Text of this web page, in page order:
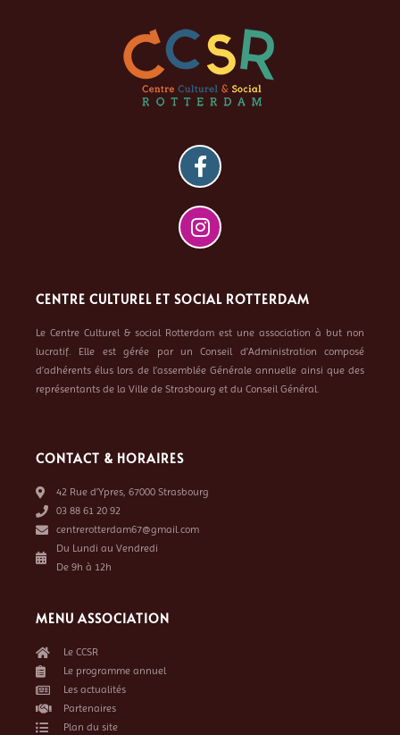
CENTRE CULTUREL ET SOCIAL ROTTERDAM
Le Centre Culturel & social Rotterdam est une association à but non
lucratif. Elle est gérée par un Conseil d’Administration composé
d’adhérents élus lors de l’assemblée Générale annuelle ainsi que des
représentants de la Ville de Strasbourg et du Conseil Général.
CONTACT & HORAIRES
42 Rue d’Ypres, 67000 Strasbourg
03 88 61 20 92
centrerotterdam67@gmail.com
Du Lundi au Vendredi
De 9h à 12h
MENU ASSOCIATION
Le CCSR
Le programme annuel
Les actualités
Partenaires
Plan du site